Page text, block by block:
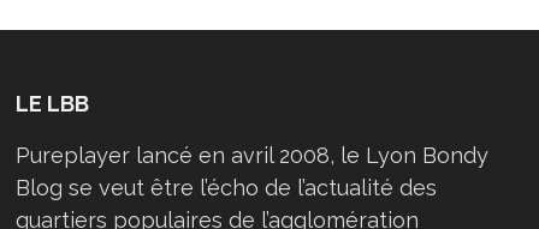
LE LBB
Pureplayer lancé en avril 2008, le Lyon Bondy
Blog se veut être l’écho de l’actualité des
quartiers populaires de l’agglomération